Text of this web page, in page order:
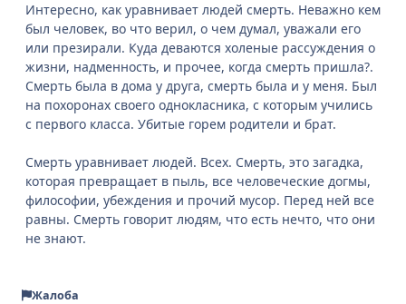
Интересно, как уравнивает людей смерть. Неважно кем
был человек, во что верил, о чем думал, уважали его
или презирали. Куда деваются холеные рассуждения о
жизни, надменность, и прочее, когда смерть пришла?.
Смерть была в дома у друга, смерть была и у меня. Был
на похоронах своего однокласника, с которым учились
с первого класса. Убитые горем родители и брат.
Смерть уравнивает людей. Всех. Смерть, это загадка,
которая превращает в пыль, все человеческие догмы,
философии, убеждения и прочий мусор. Перед ней все
равны. Смерть говорит людям, что есть нечто, что они
не знают.
Жалоба